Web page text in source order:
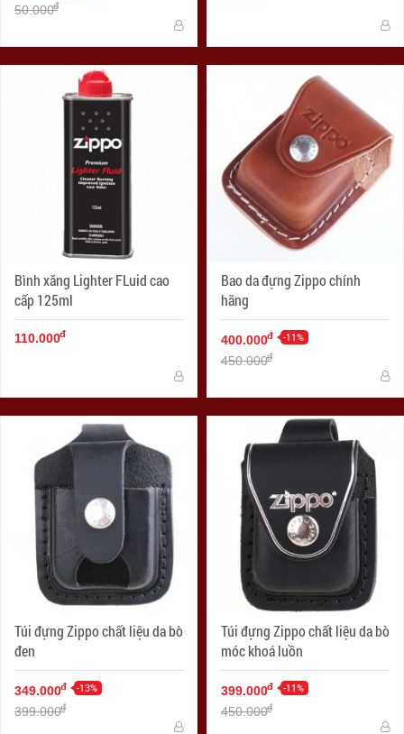
50.000đ
Bình xăng Lighter FLuid cao
cấp 125ml
110.000đ
Bao da đựng Zippo chính
hãng
400.000đ -11%
450.000đ
Túi đựng Zippo chất liệu da bò
đen
349.000đ -13%
399.000đ
Túi đựng Zippo chất liệu da bò
móc khoá luồn
399.000đ -11%
450.000đ